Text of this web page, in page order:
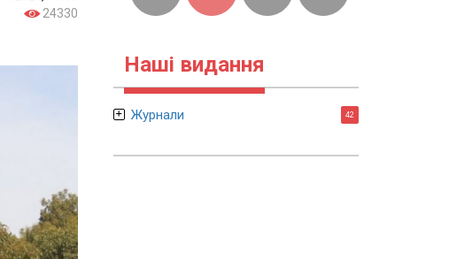
24330
Наші видання
Журнали 42